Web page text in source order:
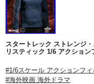
スタートレック ストレンジ
リスティック 1/6 アクショ
#1/6スケール アクションフィ
#海外映画 海外ドラマ